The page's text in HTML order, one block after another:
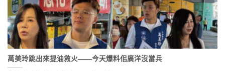
萬美玲跳出來提油救火——今天爆料佀廣洋沒當兵